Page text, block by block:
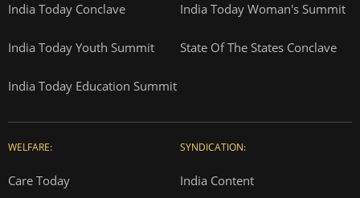
India Today Conclave India Today Woman's Summit
India Today Youth Summit State Of The States Conclave
India Today Education Summit
WELFARE:
Care Today
SYNDICATION:
India Content